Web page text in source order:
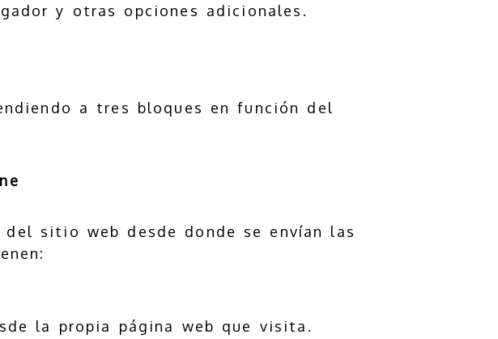
y otras opciones adicionales.
a tres bloques en función del
sitio web desde donde se envían las
la propia página web que visita.